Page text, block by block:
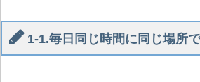
1-1.毎日同じ時間に同じ場所